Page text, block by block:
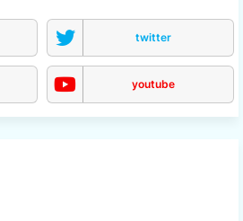
twitter
youtube